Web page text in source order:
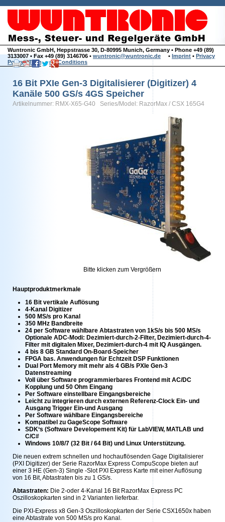
Wuntronic GmbH, Heppstrasse 30, D-80995 Munich, Germany • Phone +49 (89)
3133007 • Fax +49 (89) 3146706 • wuntronic@wuntronic.de • Imprint • Privacy
Policy•Terms and Conditions
16 Bit PXIe Gen-3 Digitalisierer (Digitizer) 4
Kanäle 500 GS/s 4GS Speicher
Artikelnummer: RMX-X65-G40 Series/Model: RazorMax / CSX 165G4
Bitte klicken zum Vergrößern
Hauptproduktmerkmale
16 Bit vertikale Auflösung
4-Kanal Digitizer
500 MS/s pro Kanal
350 MHz Bandbreite
24 per Software wählbare Abtastraten von 1kS/s bis 500 MS/s
Optionale ADC-Modi: Dezimiert-durch-2-Filter, Dezimiert-durch-4-
Filter mit digitalen Mixer, Dezimiert-durch-4 mit IQ Ausgängen.
4 bis 8 GB Standard On-Board-Speicher
FPGA bas. Anwendungen für Echtzeit DSP Funktionen
Dual Port Memory mit mehr als 4 GB/s PXIe Gen-3
Datenstreaming
Voll über Software programmierbares Frontend mit AC/DC
Kopplung und 50 Ohm Eingang
Per Software einstellbare Eingangsbereiche
Leicht zu integrieren durch externen Referenz-Clock Ein- und
Ausgang Trigger Ein-und Ausgang
Per Software wählbare Eingangsbereiche
Kompatibel zu GageScope Software
SDK‘s (Software Developement Kit) für LabVIEW, MATLAB und
C/C#
Windows 10/8/7 (32 Bit / 64 Bit) und Linux Unterstützung.
Die neuen extrem schnellen und hochauflösenden Gage Digitalisierer
(PXI Digitizer) der Serie RazorMax Express CompuScope bieten auf
einer 3 HE (Gen-3) Single -Slot PXI Express Karte mit einer Auflösung
von 16 Bit, Abtastraten bis zu 1 GS/s.
Abtastraten: Die 2-oder 4-Kanal 16 Bit RazorMax Express PC
Oszilloskopkarten sind in 2 Varianten lieferbar.
Die PXI-Express x8 Gen-3 Oszilloskopkarten der Serie CSX1650x haben
eine Abtastrate von 500 MS/s pro Kanal.